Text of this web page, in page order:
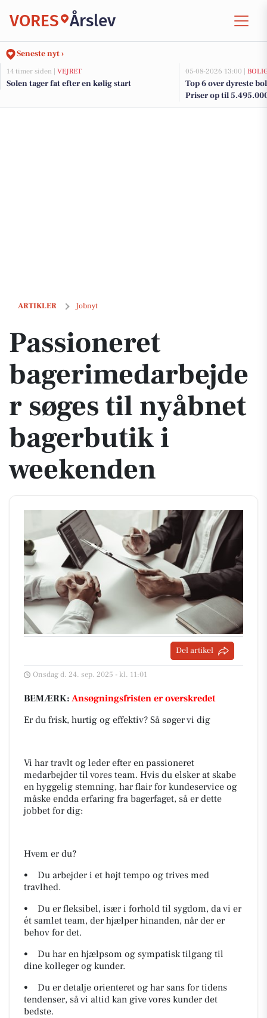
VORES Årslev
Seneste nyt ›
14 timer siden | VEJRET
Solen tager fat efter en kølig start
05-08-2026 13:00 |
Top 6 over dyreste
Priser op til
ARTIKLER Jobnyt
Passioneret bagerimedarbejder søges til nyåbnet bagerbutik i
Passioneret
bagerimedarbejde
r søges til nyåbnet
bagerbutik i
weekenden
Del artikel
Onsdag d. 24. sep. 2025 - kl. 11:01
BEMÆRK: Ansøgningsfristen er overskredet
Er du frisk, hurtig og effektiv? Så søger vi dig
Vi har travlt og leder efter en passioneret
medarbejder til vores team. Hvis du elsker at skabe
en hyggelig stemning, har flair for kundeservice og
måske endda erfaring fra bagerfaget, så er dette
jobbet for dig:
Hvem er du?
• Du arbejder i et højt tempo og trives med
travlhed.
• Du er fleksibel, især i forhold til sygdom, da vi er
ét samlet team, der hjælper hinanden, når der er
behov for det.
• Du har en hjælpsom og sympatisk tilgang til
dine kolleger og kunder.
• Du er detalje orienteret og har sans for tidens
tendenser, så vi altid kan give vores kunder det
bedste.